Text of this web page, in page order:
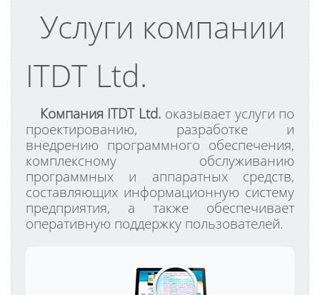
Услуги компании
ITDT Ltd.
Компания ITDT Ltd. оказывает услуги по
проектированию, разработке и
внедрению программного обеспечения,
комплексному обслуживанию
программных и аппаратных средств,
составляющих информационную систему
предприятия, а также обеспечивает
оперативную поддержку пользователей.